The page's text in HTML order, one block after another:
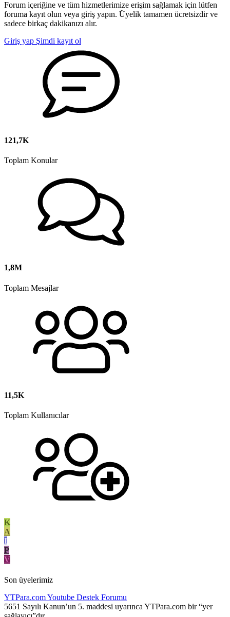
Forum içeriğine ve tüm hizmetlerimize erişim sağlamak için lütfen
foruma kayıt olun veya giriş yapın. Üyelik tamamen ücretsizdir ve
sadece birkaç dakikanızı alır.
Giriş yap Şimdi kayıt ol
121,7K
Toplam Konular
1,8M
Toplam Mesajlar
11,5K
Toplam Kullanıcılar
K
A
I
P
V
Son üyelerimiz
YTPara.comYoutube Destek Forumu
5651 Sayılı Kanun’un 5. maddesi uyarınca YTPara.com bir “yer